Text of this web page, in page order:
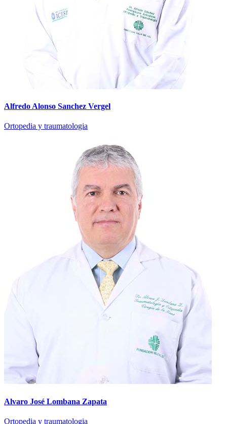
Alfredo Alonso Sanchez Vergel
Ortopedia y traumatologia
Alvaro José Lombana Zapata
Ortopedia y traumatologia